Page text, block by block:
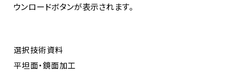
ウンロードボタンが表示されます。
選択技術資料
平坦面・鏡面加工